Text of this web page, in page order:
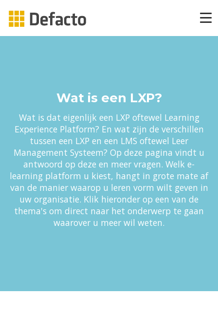
CAPP Adaptief Leren
CAPP Compliance
CAPP Compliance API
CAPP Quizzes
CAPP Open Courses
Wat is een LXP?
Wat is dat eigenlijk een LXP oftewel Learning
Experience Platform? En wat zijn de verschillen
tussen een LXP en een LMS oftewel Leer
Management Systeem? Op deze pagina vindt u
antwoord op deze en meer vragen. Welk e-
learning platform u kiest, hangt in grote mate af
van de manier waarop u leren vorm wilt geven in
uw organisatie. Klik hieronder op een van de
thema's om direct naar het onderwerp te gaan
waarover u meer wil weten.